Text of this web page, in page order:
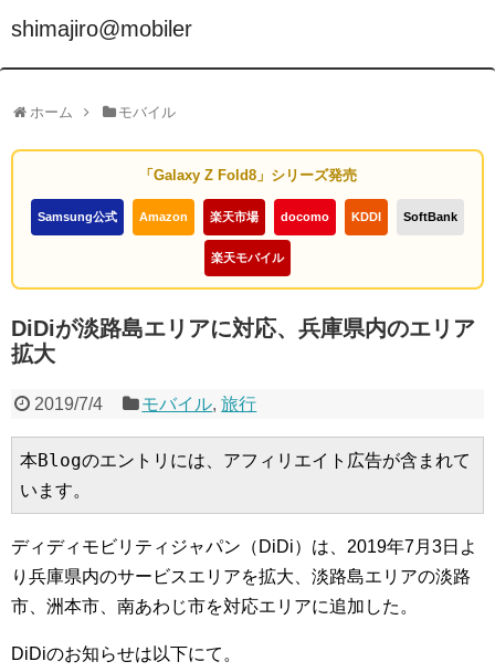
shimajiro@mobiler
ホーム モバイル
「Galaxy Z Fold8」シリーズ発売
Samsung公式 Amazon 楽天市場 docomo KDDI SoftBank
楽天モバイル
DiDiが淡路島エリアに対応、兵庫県内のエリア
拡大
2019/7/4 モバイル,旅行
本Blogのエントリには、アフィリエイト広告が含まれて
います。
ディディモビリティジャパン（DiDi）は、2019年7月3日よ
り兵庫県内のサービスエリアを拡大、淡路島エリアの淡路
市、洲本市、南あわじ市を対応エリアに追加した。
DiDiのお知らせは以下にて。